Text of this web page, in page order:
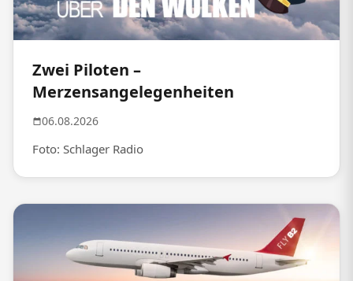
Zwei Piloten –
Merzensangelegenheiten
06.08.2026
Foto: Schlager Radio